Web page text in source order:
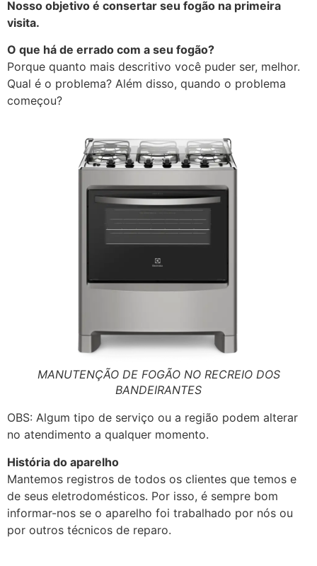
Nosso objetivo é consertar seu fogão na primeira
visita.
O que há de errado com a seu fogão?
Porque quanto mais descritivo você puder ser, melhor.
Qual é o problema? Além disso, quando o problema
começou?
MANUTENÇÃO DE FOGÃO NO RECREIO DOS
BANDEIRANTES
OBS: Algum tipo de serviço ou a região podem alterar
no atendimento a qualquer momento.
História do aparelho
Mantemos registros de todos os clientes que temos e
de seus eletrodomésticos. Por isso, é sempre bom
informar-nos se o aparelho foi trabalhado por nós ou
por outros técnicos de reparo.